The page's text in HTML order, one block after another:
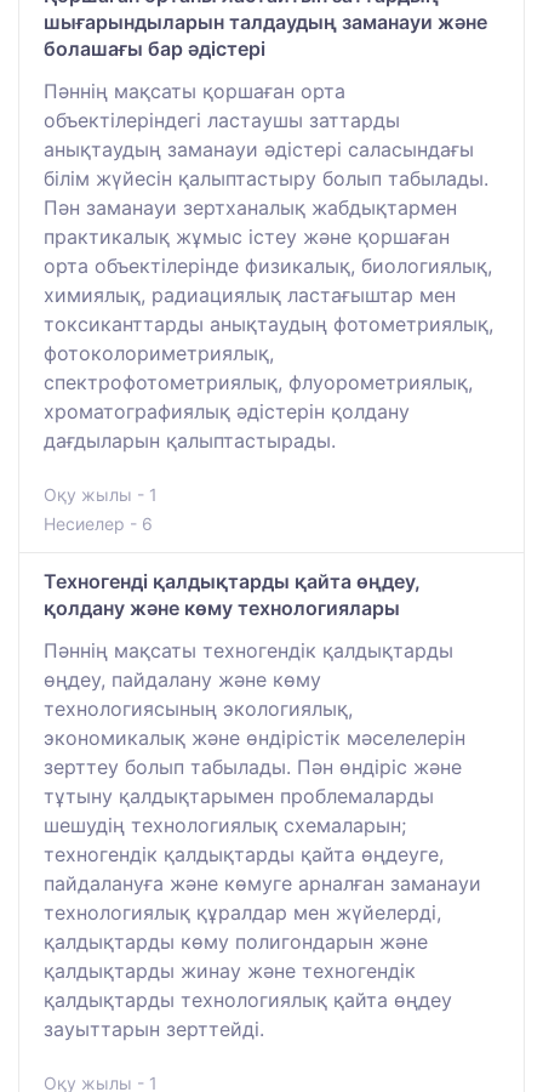
шығарындыларын талдаудың заманауи және
болашағы бар әдістері
Пәннің мақсаты қоршаған орта
объектілеріндегі ластаушы заттарды
анықтаудың заманауи әдістері саласындағы
білім жүйесін қалыптастыру болып табылады.
Пән заманауи зертханалық жабдықтармен
практикалық жұмыс істеу және қоршаған
орта объектілерінде физикалық, биологиялық,
химиялық, радиациялық ластағыштар мен
токсиканттарды анықтаудың фотометриялық,
фотоколориметриялық,
спектрофотометриялық, флуорометриялық,
хроматографиялық әдістерін қолдану
дағдыларын қалыптастырады.
Оқу жылы - 1
Несиелер - 6
Техногенді қалдықтарды қайта өңдеу,
қолдану және көму технологиялары
Пәннің мақсаты техногендік қалдықтарды
өңдеу, пайдалану және көму
технологиясының экологиялық,
экономикалық және өндірістік мәселелерін
зерттеу болып табылады. Пән өндіріс және
тұтыну қалдықтарымен проблемаларды
шешудің технологиялық схемаларын;
техногендік қалдықтарды қайта өңдеуге,
пайдалануға және көмуге арналған заманауи
технологиялық құралдар мен жүйелерді,
қалдықтарды көму полигондарын және
қалдықтарды жинау және техногендік
қалдықтарды технологиялық қайта өңдеу
зауыттарын зерттейді.
Оқу жылы - 1